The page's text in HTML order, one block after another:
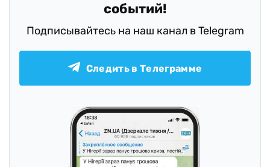
событий!
Подписывайтесь на наш канал в Telegram
Следить в Телеграмме